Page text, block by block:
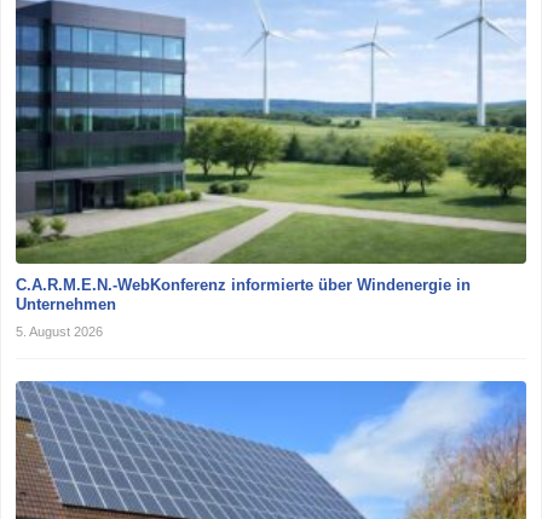
C.A.R.M.E.N.-WebKonferenz informierte über Windenergie in
Unternehmen
5. August 2026